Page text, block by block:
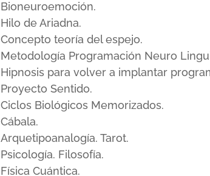
Bioneuroemoción.
Hilo de Ariadna.
Concepto teoría del espejo.
Metodología Programación Neuro
Hipnosis para volver a implantar
Proyecto Sentido.
Ciclos Biológicos Memorizados.
Cábala.
Arquetipoanalogía. Tarot.
Psicología. Filosofía.
Física Cuántica.